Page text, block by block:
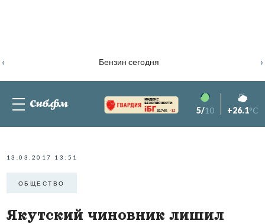
Бензин сегодня
‹ ›
82.76% -1.2 5/10 +26.1°C
13.03.2017 13:51
ОБЩЕСТВО
Якутский чиновник лишил